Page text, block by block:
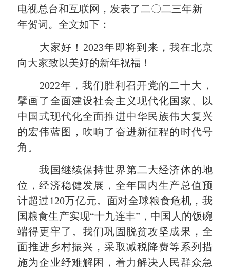
电视总台和互联网，发表了二〇二三年新
年贺词。全文如下：
大家好！2023年即将到来，我在北京
向大家致以美好的新年祝福！
2022年，我们胜利召开党的二十大，
擘画了全面建设社会主义现代化国家、以
中国式现代化全面推进中华民族伟大复兴
的宏伟蓝图，吹响了奋进新征程的时代号
角。
我国继续保持世界第二大经济体的地
位，经济稳健发展，全年国内生产总值预
计超过120万亿元。面对全球粮食危机，我
国粮食生产实现“十九连丰”，中国人的饭碗
端得更牢了。我们巩固脱贫攻坚成果，全
面推进乡村振兴，采取减税降费等系列措
施为企业纾难解困，着力解决人民群众急